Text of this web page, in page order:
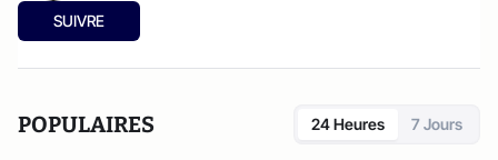
SUIVRE
POPULAIRES 24 Heures 7 Jours